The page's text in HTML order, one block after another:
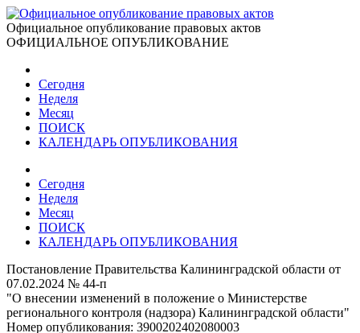
Официальное опубликование правовых актов
ОФИЦИАЛЬНОЕ ОПУБЛИКОВАНИЕ
Сегодня
Неделя
Месяц
ПОИСК
КАЛЕНДАРЬ ОПУБЛИКОВАНИЯ
Сегодня
Неделя
Месяц
ПОИСК
КАЛЕНДАРЬ ОПУБЛИКОВАНИЯ
Постановление Правительства Калининградской области от
07.02.2024 № 44-п
"О внесении изменений в положение о Министерстве
регионального контроля (надзора) Калининградской области"
Номер опубликования: 3900202402080003